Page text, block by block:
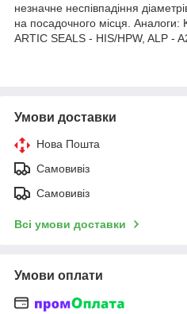
незначне неспівпадіння
на посадочного місця. Аналоги:
ARTIC SEALS - HIS/HPW, ALP -
Умови доставки
Нова Пошта
Самовивіз
Самовивіз
Всі умови доставки
Умови оплати